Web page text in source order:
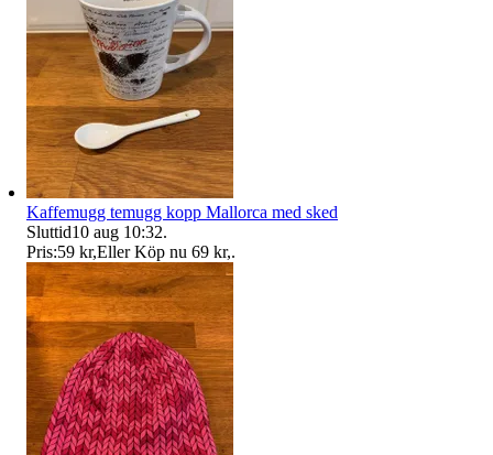
Kaffemugg temugg kopp Mallorca med sked
Sluttid10 aug 10:32.
Pris:59 kr,Eller Köp nu 69 kr,.